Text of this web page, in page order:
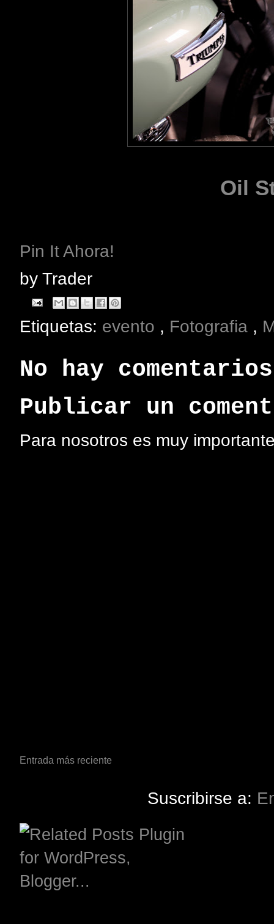
Oil
Pin It Ahora!
by Trader
Etiquetas: evento , Fotografia ,
No hay
Publicar un
Para nosotros es muy
Entrada más reciente
Suscribirse a: